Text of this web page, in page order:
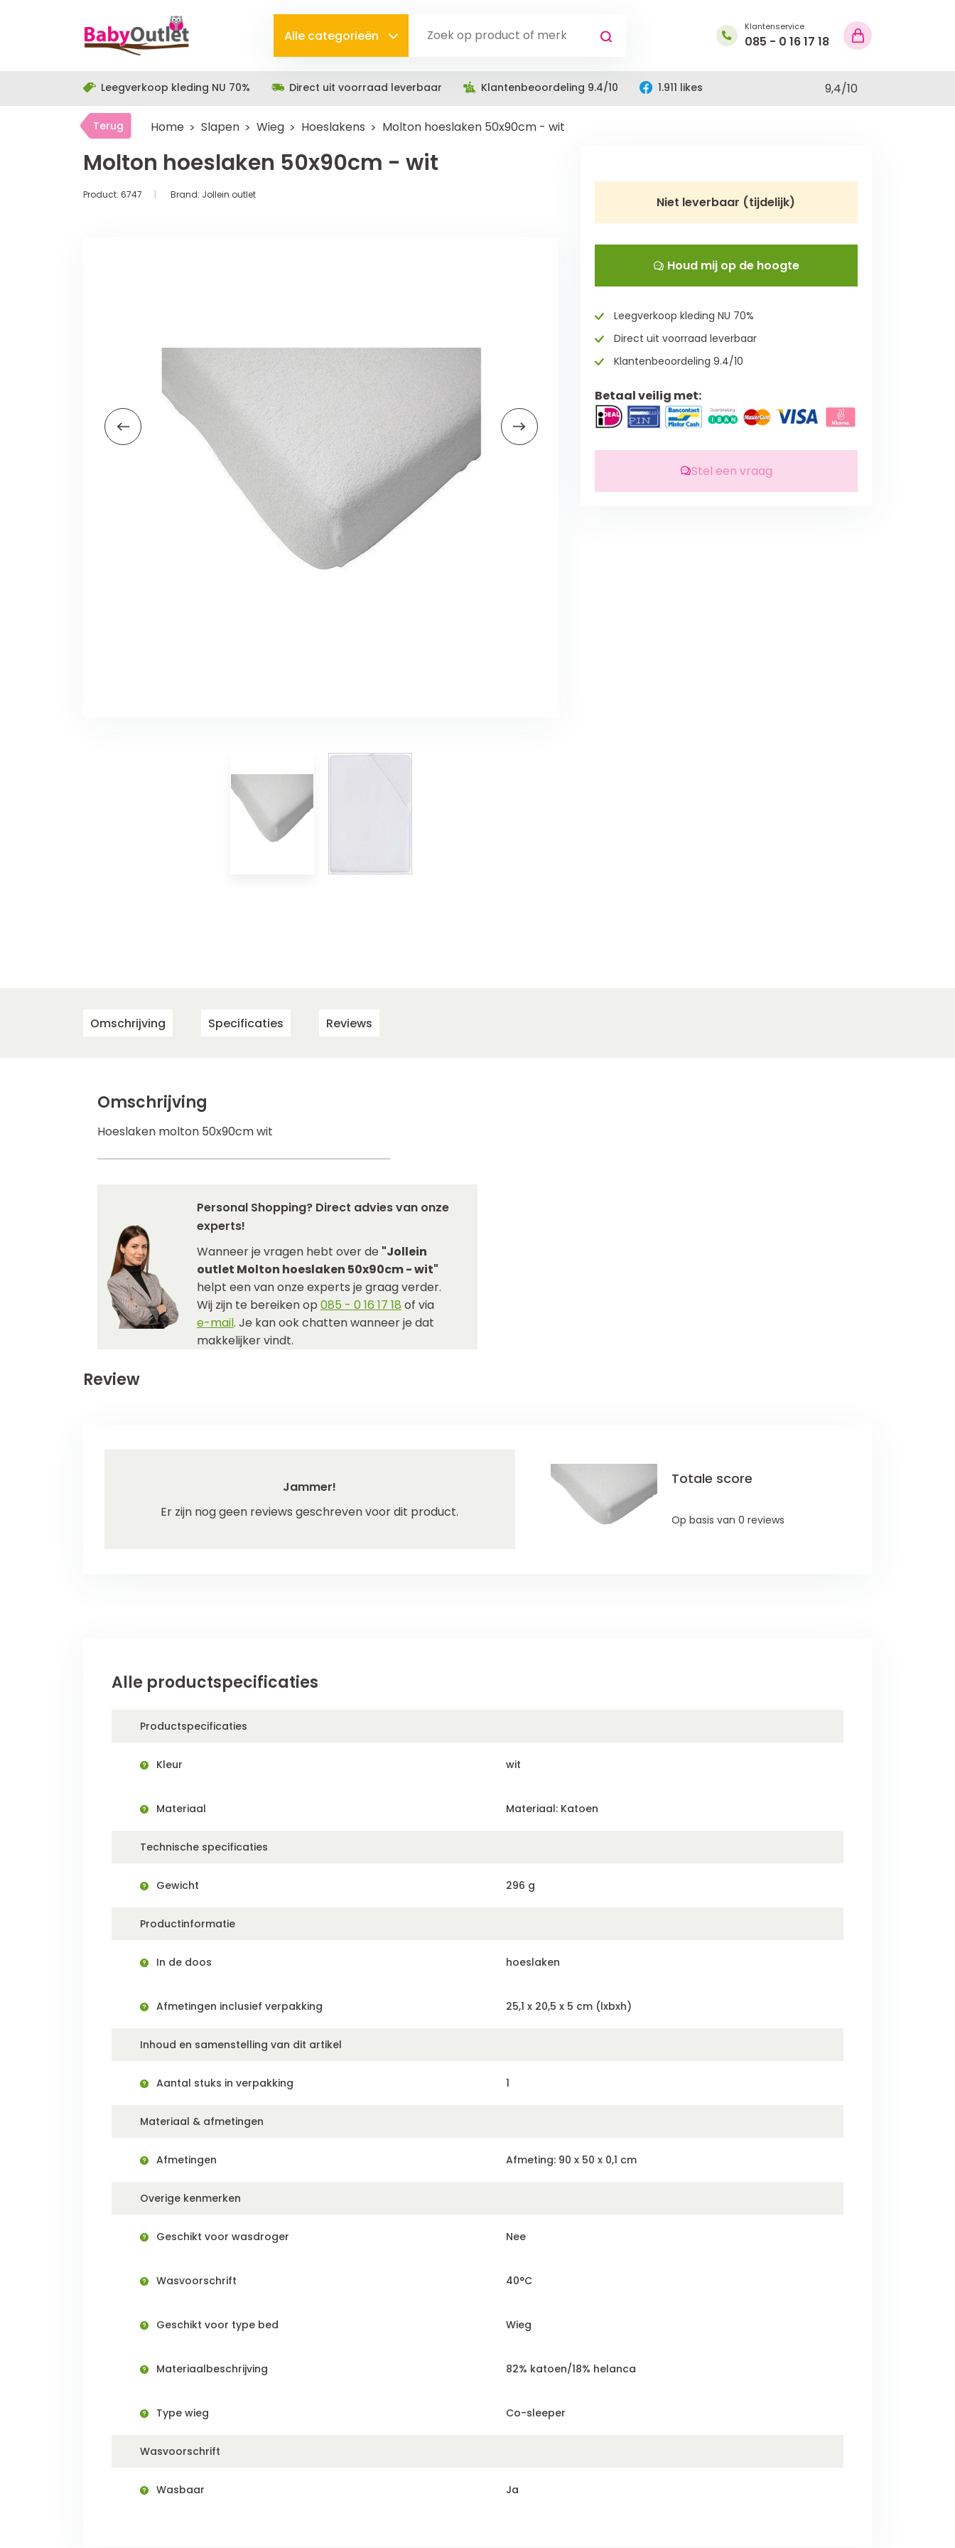
Alle categorieën
Klantenservice
085 - 0 16 17 18
Leegverkoop kleding NU 70% Direct uit voorraad leverbaar Klantenbeoordeling 9.4/10 1.911 likes 9,4/10
Terug Home Slapen Wieg Hoeslakens Molton hoeslaken 50x90cm - wit
Molton hoeslaken 50x90cm - wit
Product: 6747 Brand: Jollein outlet Niet leverbaar (tijdelijk)
Houd mij op de hoogte
Leegverkoop kleding NU 70%
Direct uit voorraad leverbaar
Klantenbeoordeling 9.4/10
Betaal veilig met:
Stel een vraag
Omschrijving Specificaties Reviews
Omschrijving
Hoeslaken molton 50x90cm wit
Personal Shopping? Direct advies van onze
experts!
Wanneer je vragen hebt over de "Jollein
outlet Molton hoeslaken 50x90cm - wit"
helpt een van onze experts je graag verder.
Wij zijn te bereiken op 085 - 0 16 17 18 of via
e-mail. Je kan ook chatten wanneer je dat
makkelijker vindt.
Review
Jammer!
Er zijn nog geen reviews geschreven voor dit product.
Totale score
Op basis van 0 reviews
Alle productspecificaties
Productspecificaties
Kleur wit
Materiaal Materiaal: Katoen
Technische specificaties
Gewicht 296 g
Productinformatie
In de doos hoeslaken
Afmetingen inclusief verpakking 25,1 x 20,5 x 5 cm (lxbxh)
Inhoud en samenstelling van dit artikel
Aantal stuks in verpakking 1
Materiaal & afmetingen
Afmetingen Afmeting: 90 x 50 x 0,1 cm
Overige kenmerken
Geschikt voor wasdroger Nee
Wasvoorschrift 40°C
Geschikt voor type bed Wieg
Materiaalbeschrijving 82% katoen/18% helanca
Type wieg Co-sleeper
Wasvoorschrift
Wasbaar Ja